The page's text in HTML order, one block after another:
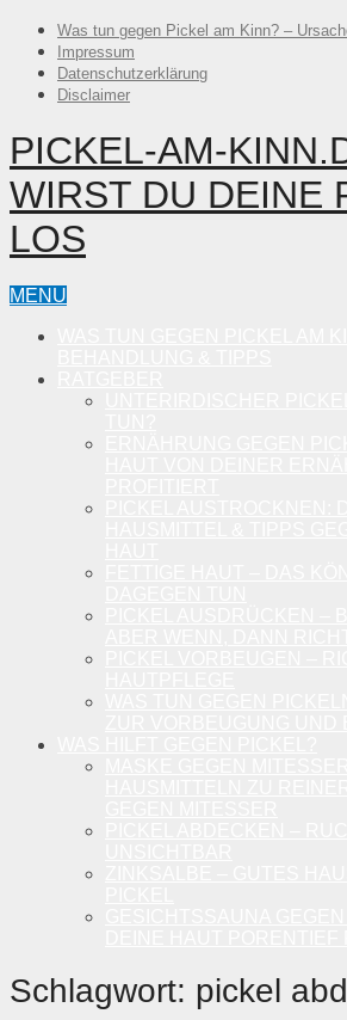
Was tun gegen Pickel am Kinn? –
Impressum
Datenschutzerklärung
Disclaimer
PICKEL-AM-
WIRST DU DEINE
LOS
MENU
Schlagwort: pickel